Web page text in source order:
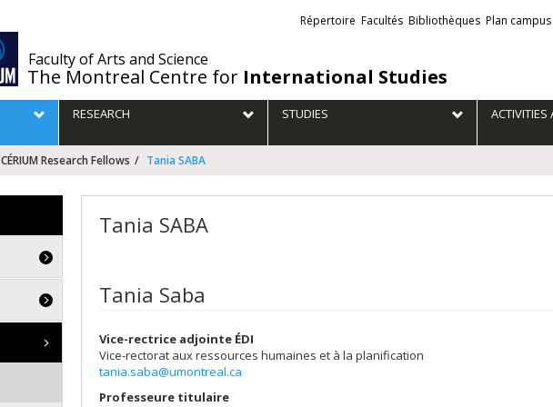
Faculty of Arts and Science
The Montreal Centre for International Studies
Liens
externes
Répertoire Facultés Bibliothèques Plan campus
RESEARCH STUDIES ACTIVITIES
CÉRIUM Research Fellows Tania SABA
Tania SABA
Tania Saba
Vice-rectrice adjointe ÉDI
Vice-rectorat aux ressources humaines et à la planification
tania.saba@umontreal.ca
Professeure titulaire